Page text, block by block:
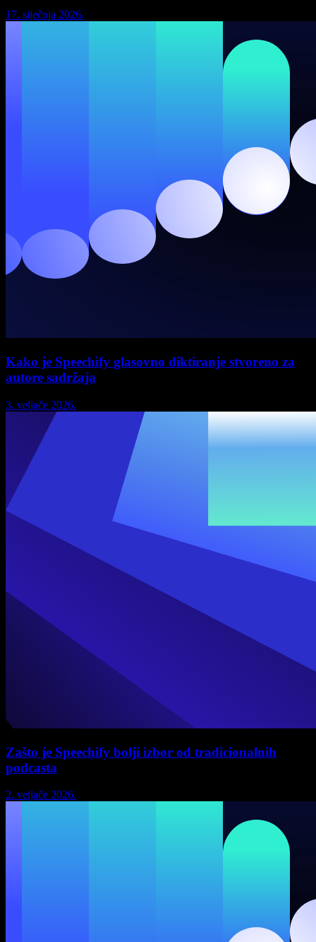
17. siječnja 2026.
Kako je Speechify glasovno diktiranje stvoreno za
autore sadržaja
3. veljače 2026.
Zašto je Speechify bolji izbor od tradicionalnih
podcasta
2. veljače 2026.